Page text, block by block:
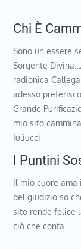
Chi È
Sono un essere
Sorgente
radionica
adesso
Grande
mio sito
Iuliucci
I Puntini
Il mio cuore
del giudizio so
sito rende felice
ciò che conta…